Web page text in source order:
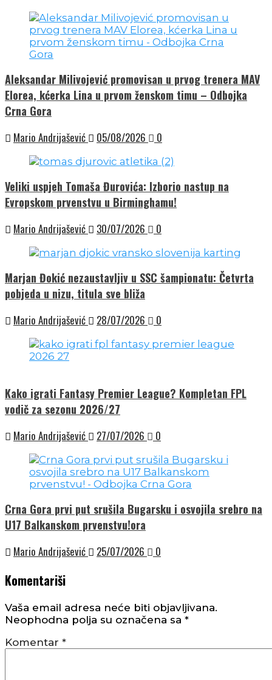
Aleksandar Milivojević promovisan u prvog trenera MAV
Elorea, kćerka Lina u prvom ženskom timu – Odbojka
Crna Gora
Mario Andrijašević 05/08/2026 0
Veliki uspjeh Tomaša Đurovića: Izborio nastup na
Evropskom prvenstvu u Birminghamu!
Mario Andrijašević 30/07/2026 0
Marjan Đokić nezaustavljiv u SSC šampionatu: Četvrta
pobjeda u nizu, titula sve bliža
Mario Andrijašević 28/07/2026 0
Kako igrati Fantasy Premier League? Kompletan FPL
vodič za sezonu 2026/27
Mario Andrijašević 27/07/2026 0
Crna Gora prvi put srušila Bugarsku i osvojila srebro na
U17 Balkanskom prvenstvu!ora
Mario Andrijašević 25/07/2026 0
Komentariši
Vaša email adresa neće biti objavljivana.
Neophodna polja su označena sa *
Komentar *